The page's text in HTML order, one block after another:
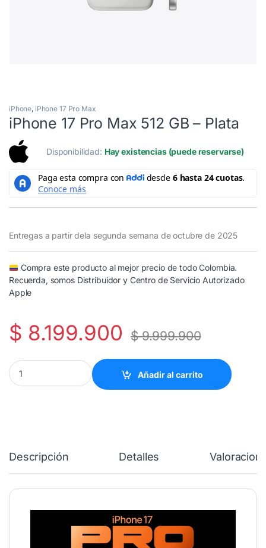
iPhone, iPhone 17 Pro Max
iPhone 17 Pro Max 512 GB – Plata
Disponibilidad: Hay existencias (puede reservarse)
Entregas a partir dela segunda semana de octubre de 2025
Compra este producto al mejor precio de todo Colombia.
Recuerda, somos Distribuidor y Centro de Servicio Autorizado
Apple
$ 8.199.900 $9.999.900
iPhone 17 Pro Max 512 GB - Plata quantity
Añadir al carrito
Descripción Detalles